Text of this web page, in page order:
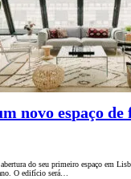
novo espaço de
do seu primeiro espaço em
O edifício será…